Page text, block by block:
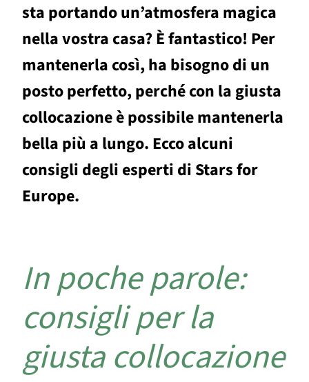
sta portando un’atmosfera magica
nella vostra casa? È fantastico! Per
mantenerla così, ha bisogno di un
posto perfetto, perché con la giusta
collocazione è possibile mantenerla
bella più a lungo. Ecco alcuni
consigli degli esperti di Stars for
Europe.
In poche parole:
consigli per la
giusta collocazione